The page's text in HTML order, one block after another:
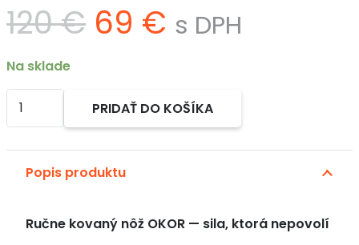
120€ Pôvodná
cena
69 € Aktuálna
cena
s DPH
Na sklade
množstvo
Nôž
damaškový
OKOR
PRIDAŤ DO KOŠÍKA
Alternative:
Popis produktu
Ručne kovaný nôž OKOR — sila, ktorá nepovolí